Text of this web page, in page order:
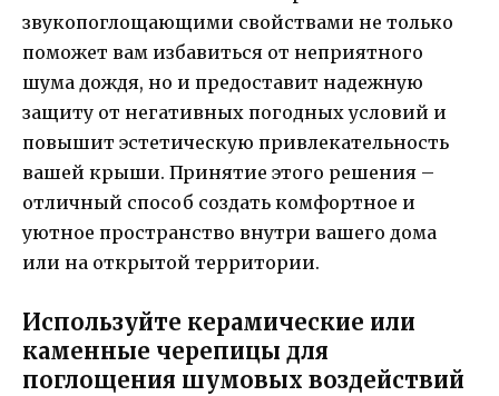
звукопоглощающими свойствами не только
поможет вам избавиться от неприятного
шума дождя, но и предоставит надежную
защиту от негативных погодных условий и
повышит эстетическую привлекательность
вашей крыши. Принятие этого решения –
отличный способ создать комфортное и
уютное пространство внутри вашего дома
или на открытой территории.
Используйте керамические или
каменные черепицы для
поглощения шумовых воздействий